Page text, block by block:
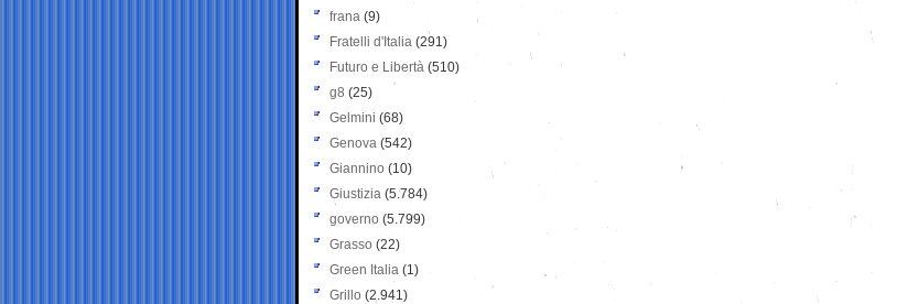
frana (9)
Fratelli d'Italia (291)
Futuro e Libertà (510)
g8 (25)
Gelmini (68)
Genova (542)
Giannino (10)
Giustizia (5.784)
governo (5.799)
Grasso (22)
Green Italia (1)
Grillo (2.941)